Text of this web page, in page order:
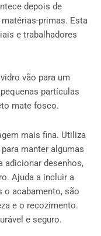
depois de
primas. Esta
e trabalhadores
vão para um
partículas
mate fosco.
mais fina. Utiliza
manter algumas
adicionar desenhos,
Ajuda a incluir a
o acabamento, são
e o recozimento.
e seguro.